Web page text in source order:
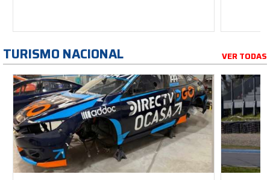
TURISMO NACIONAL VER TODAS